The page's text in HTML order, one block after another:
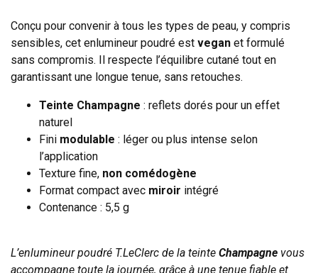
Conçu pour convenir à tous les types de peau, y compris
sensibles, cet enlumineur poudré est vegan et formulé
sans compromis. Il respecte l’équilibre cutané tout en
garantissant une longue tenue, sans retouches.
Teinte Champagne : reflets dorés pour un effet
naturel
Fini modulable : léger ou plus intense selon
l’application
Texture fine, non comédogène
Format compact avec miroir intégré
Contenance : 5,5 g
L’enlumineur poudré T.LeClerc de la teinte Champagne vous
accompagne toute la journée, grâce à une tenue fiable et